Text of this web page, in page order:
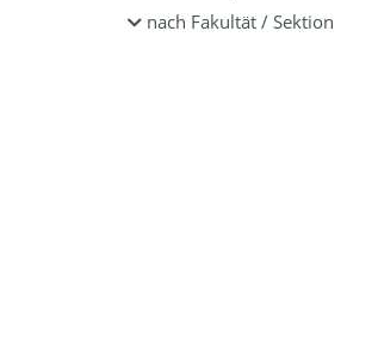
nach Fakultät / Sektion